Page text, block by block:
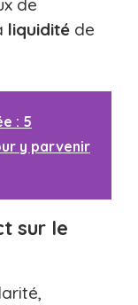
de
liquidité de
: 5
y parvenir
sur le